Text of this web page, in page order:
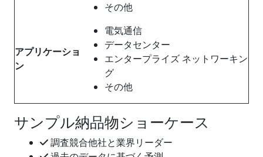
その他
アプリケーショ
ン
電気通信
データセンター
エンタープライズ ネットワーキン
グ
その他
サンプル納品物ショーケース
調査競合他社と業界リーダー